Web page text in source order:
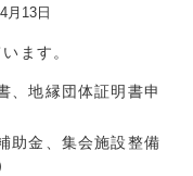
13日
ます。
、地縁団体証明書申
助金、集会施設整備